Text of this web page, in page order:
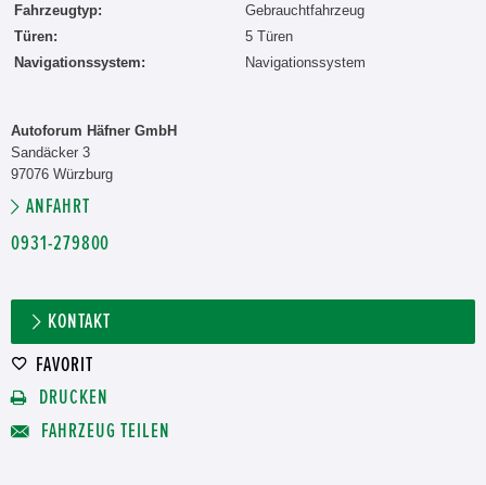
Fahrzeugtyp:
Gebrauchtfahrzeug
Türen:
5 Türen
Navigationssystem:
Navigationssystem
Autoforum Häfner GmbH
Sandäcker 3
97076 Würzburg
ANFAHRT
0931-279800
KONTAKT
FAVORIT
DRUCKEN
FAHRZEUG TEILEN